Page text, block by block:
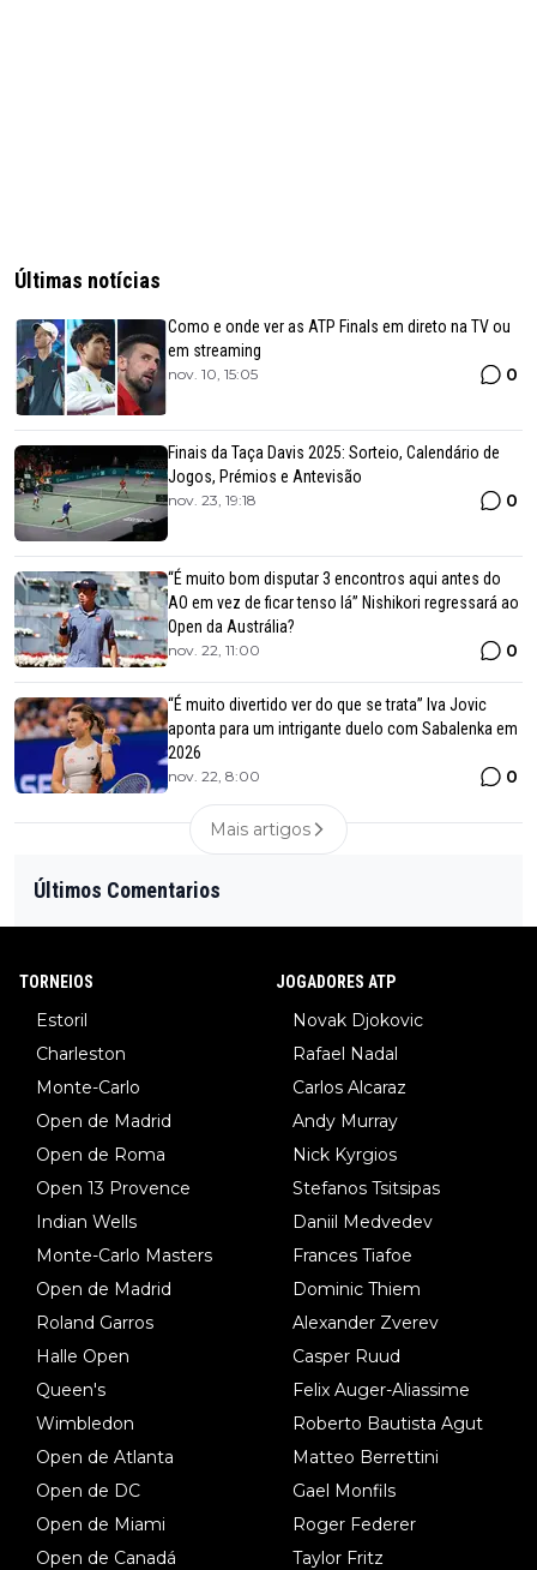
Últimas notícias
Como e onde ver as ATP Finals em direto na TV ou
em streaming
nov. 10, 15:05 0
Finais da Taça Davis 2025: Sorteio, Calendário de
Jogos, Prémios e Antevisão
nov. 23, 19:18 0
“É muito bom disputar 3 encontros aqui antes do
AO em vez de ficar tenso lá” Nishikori regressará ao
Open da Austrália?
nov. 22, 11:00 0
“É muito divertido ver do que se trata” Iva Jovic
aponta para um intrigante duelo com Sabalenka em
2026
nov. 22, 8:00 0
Mais artigos
Últimos Comentarios
TORNEIOS
Estoril
Charleston
Monte-Carlo
Open de Madrid
Open de Roma
Open 13 Provence
Indian Wells
Monte-Carlo Masters
Open de Madrid
Roland Garros
Halle Open
Queen's
Wimbledon
Open de Atlanta
Open de DC
Open de Miami
Open de Canadá
JOGADORES ATP
Novak Djokovic
Rafael Nadal
Carlos Alcaraz
Andy Murray
Nick Kyrgios
Stefanos Tsitsipas
Daniil Medvedev
Frances Tiafoe
Dominic Thiem
Alexander Zverev
Casper Ruud
Felix Auger-Aliassime
Roberto Bautista Agut
Matteo Berrettini
Gael Monfils
Roger Federer
Taylor Fritz